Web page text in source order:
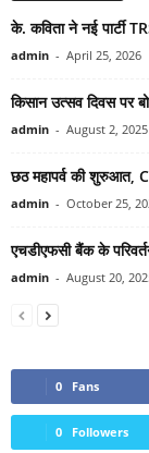
के. कविता ने नई पार्टी
admin - April 25, 2026
किसान उत्सव दिवस पर
admin - August 2, 2025
छठ महापर्व की शुरुआत,
admin - October 25,
एचडीएफसी बैंक के
admin - August 20,
0 Fans
0 Followers